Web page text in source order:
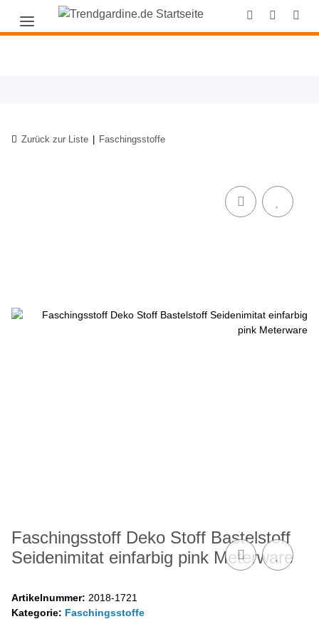
Zurück zur Liste Faschingsstoffe
Faschingsstoff Deko Stoff Bastelstoff
Seidenimitat einfarbig pink Meterware
Artikelnummer: 2018-1721
Kategorie: Faschingsstoffe